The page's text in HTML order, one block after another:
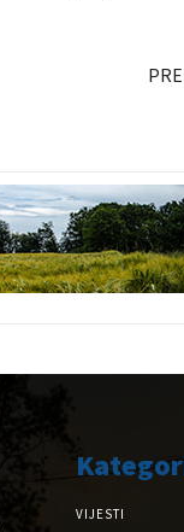
VIJESTI